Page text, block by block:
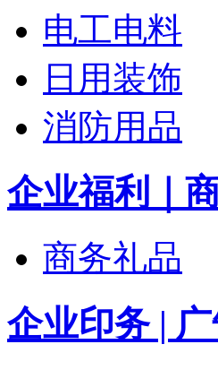
电工电料
日用装饰
消防用品
企业福利｜
商务礼品
企业印务 |